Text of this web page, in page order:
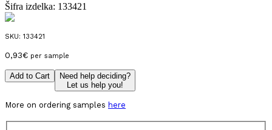
Šifra izdelka: 133421
SKU: 133421
0,93€ per sample
Add to Cart
Need help deciding?
Let us help you!
More on ordering samples here